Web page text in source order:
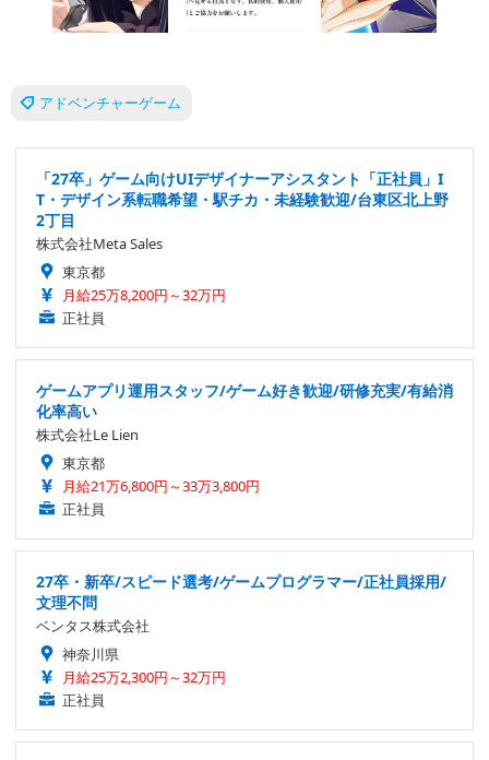
アドベンチャーゲーム
「27卒」ゲーム向けUIデザイナーアシスタント「正社員」I
T・デザイン系転職希望・駅チカ・未経験歓迎/台東区北上野
2丁目
株式会社Meta Sales
東京都
月給25万8,200円～32万円
正社員
ゲームアプリ運用スタッフ/ゲーム好き歓迎/研修充実/有給消
化率高い
株式会社Le Lien
東京都
月給21万6,800円～33万3,800円
正社員
27卒・新卒/スピード選考/ゲームプログラマー/正社員採用/
文理不問
ベンタス株式会社
神奈川県
月給25万2,300円～32万円
正社員